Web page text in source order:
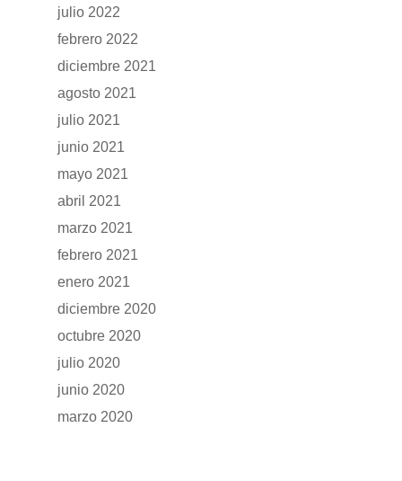
julio 2022
febrero 2022
diciembre 2021
agosto 2021
julio 2021
junio 2021
mayo 2021
abril 2021
marzo 2021
febrero 2021
enero 2021
diciembre 2020
octubre 2020
julio 2020
junio 2020
marzo 2020